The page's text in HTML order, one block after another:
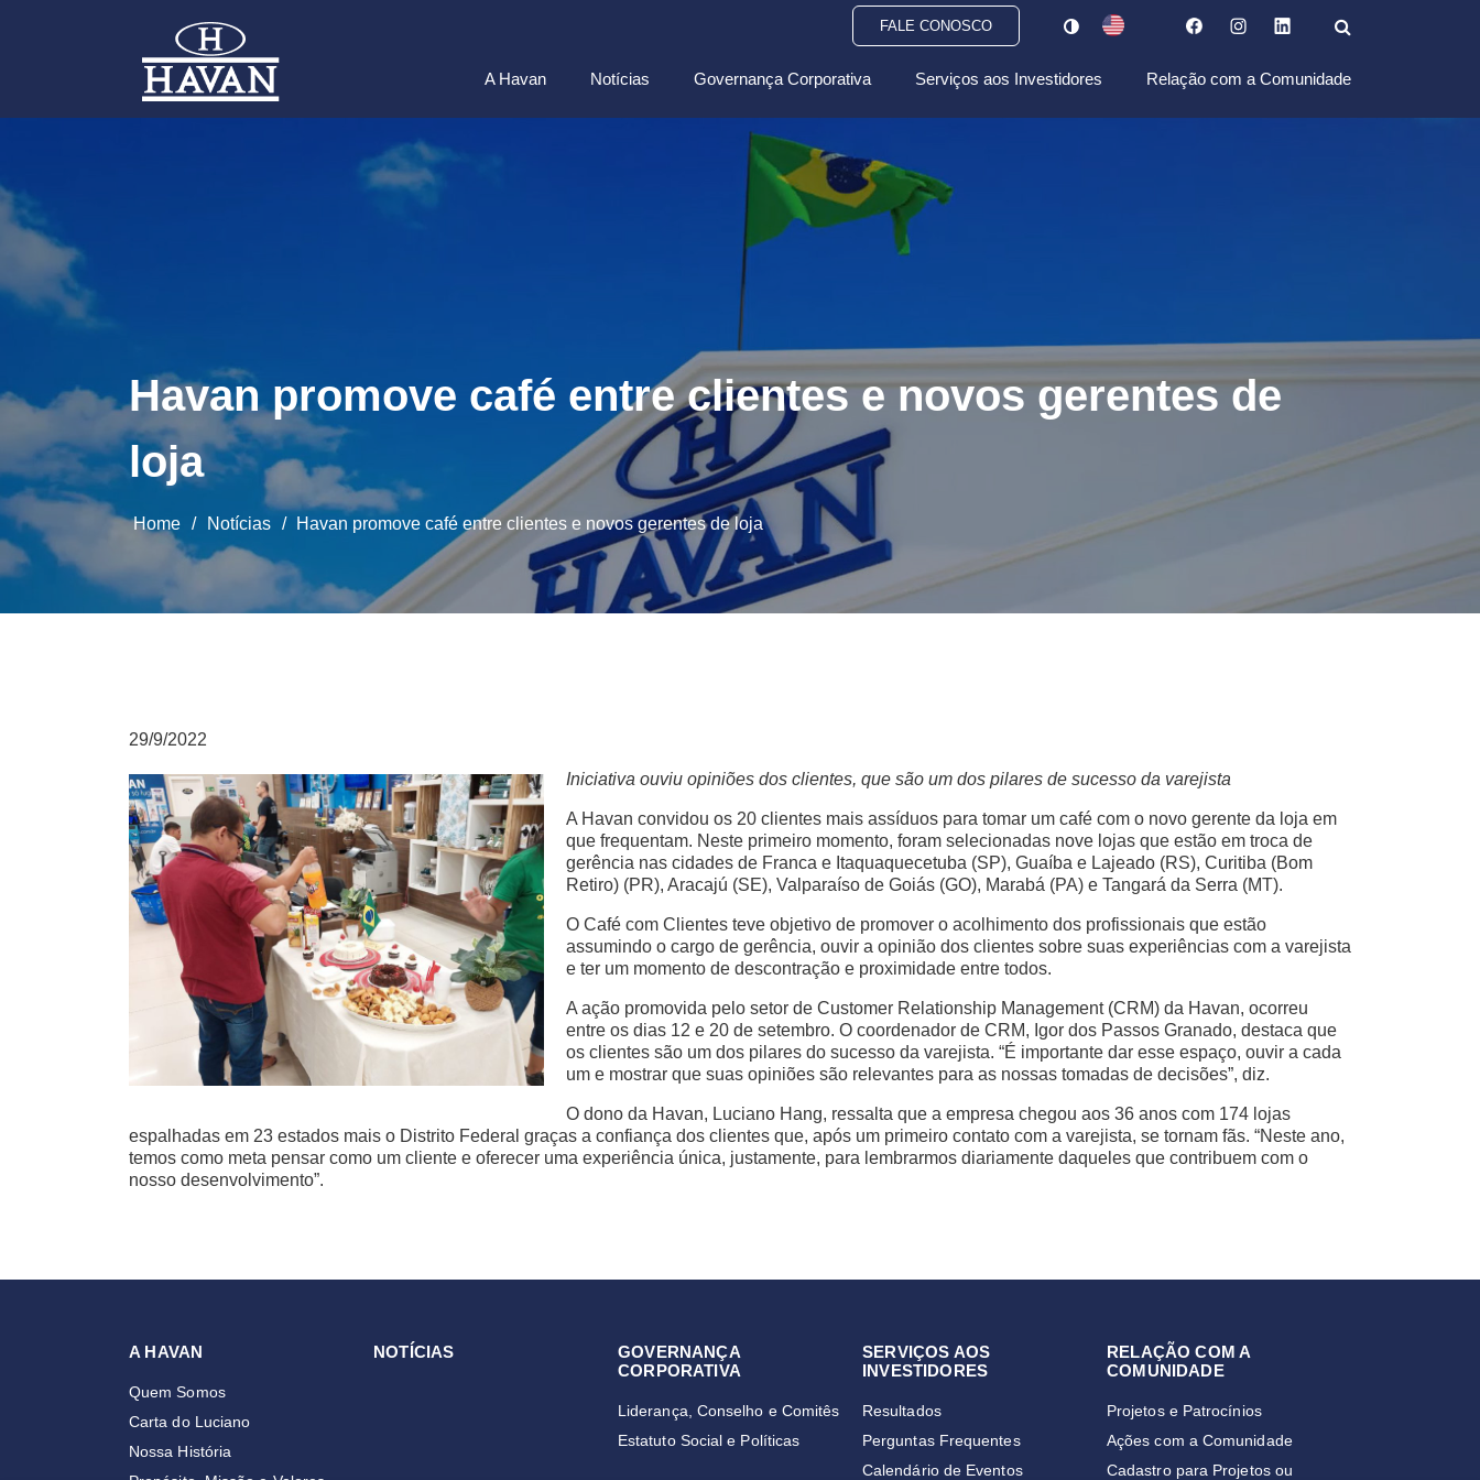
FALE CONOSCO
A Havan Notícias Governança Corporativa Serviços aos Investidores Relação com a Comunidade
Havan promove café entre clientes e novos gerentes de
loja
Home / Notícias / Havan promove café entre clientes e novos gerentes de loja
29/9/2022
Iniciativa ouviu opiniões dos clientes, que são um dos pilares de sucesso da varejista
A Havan convidou os 20 clientes mais assíduos para tomar um café com o novo gerente da loja em
que frequentam. Neste primeiro momento, foram selecionadas nove lojas que estão em troca de
gerência nas cidades de Franca e Itaquaquecetuba (SP), Guaíba e Lajeado (RS), Curitiba (Bom
Retiro) (PR), Aracajú (SE), Valparaíso de Goiás (GO), Marabá (PA) e Tangará da Serra (MT).
O Café com Clientes teve objetivo de promover o acolhimento dos profissionais que estão
assumindo o cargo de gerência, ouvir a opinião dos clientes sobre suas experiências com a varejista
e ter um momento de descontração e proximidade entre todos.
A ação promovida pelo setor de Customer Relationship Management (CRM) da Havan, ocorreu
entre os dias 12 e 20 de setembro. O coordenador de CRM, Igor dos Passos Granado, destaca que
os clientes são um dos pilares do sucesso da varejista. “É importante dar esse espaço, ouvir a cada
um e mostrar que suas opiniões são relevantes para as nossas tomadas de decisões”, diz.
O dono da Havan, Luciano Hang, ressalta que a empresa chegou aos 36 anos com 174 lojas
espalhadas em 23 estados mais o Distrito Federal graças a confiança dos clientes que, após um primeiro contato com a varejista, se tornam fãs. “Neste ano,
temos como meta pensar como um cliente e oferecer uma experiência única, justamente, para lembrarmos diariamente daqueles que contribuem com o
nosso desenvolvimento”.
A HAVAN
Quem Somos
Carta do Luciano
Nossa História
NOTÍCIAS
GOVERNANÇA
CORPORATIVA
Liderança, Conselho e Comitês
Estatuto Social e Políticas
SERVIÇOS AOS
INVESTIDORES
Resultados
Perguntas Frequentes
Calendário de Eventos
RELAÇÃO COM A
COMUNIDADE
Projetos e Patrocínios
Ações com a Comunidade
Cadastro para Projetos ou